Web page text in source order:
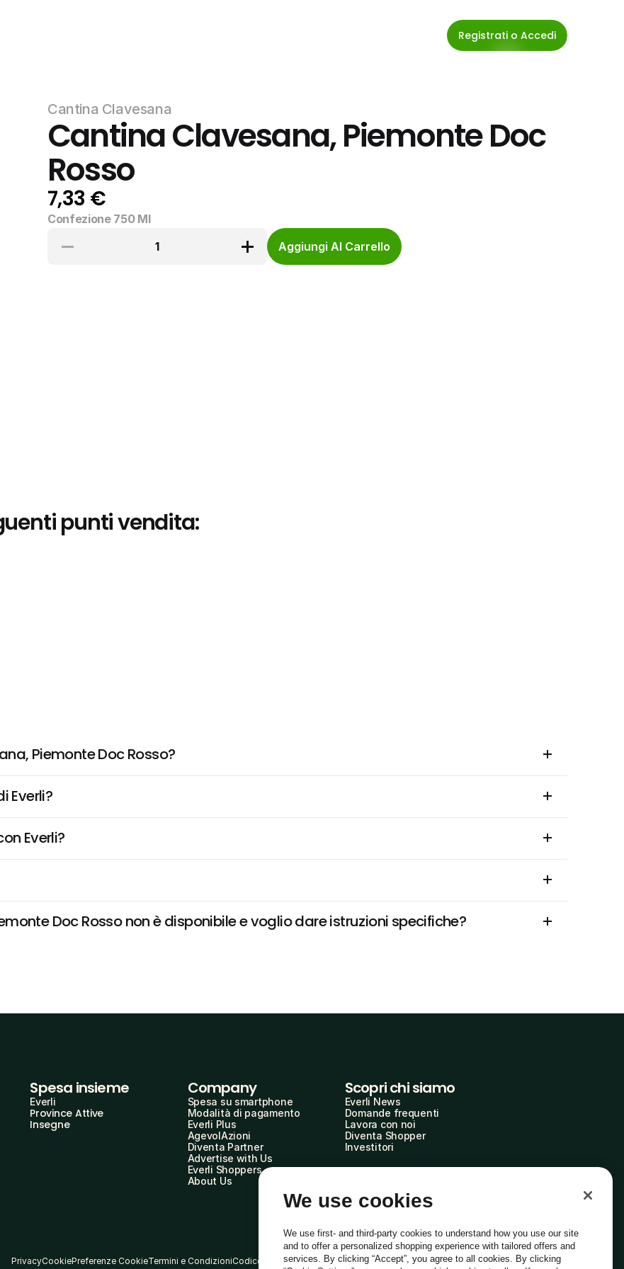
Registrati o Accedi
Cantina Clavesana
Cantina Clavesana, Piemonte Doc
Rosso
7,33 €
Confezione 750 Ml
1
Aggiungi Al Carrello
punti vendita:
Piemonte Doc Rosso?
Everli?
Everli?
Doc Rosso non è disponibile e voglio dare istruzioni specifiche?
Spesa insieme
Everli
Province Attive
Insegne
Company
Spesa su smartphone
Modalità di pagamento
Everli Plus
AgevolAzioni
Diventa Partner
Advertise with Us
Everli Shoppers
About Us
Scopri chi siamo
Everli News
Domande frequenti
Lavora con noi
Diventa Shopper
Investitori
PrivacyCookiePreferenze CookieTermini e CondizioniCodice Etico
We use cookies
We use first- and third-party cookies to understand how you use our site
and to offer a personalized shopping experience with tailored offers and
services. By clicking “Accept”, you agree to all cookies. By clicking